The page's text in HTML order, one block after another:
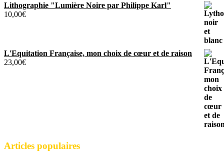
Lithographie "Lumière Noire par Philippe Karl"
10,00€
L'Equitation Française, mon choix de cœur et de raison
23,00€
Articles populaires